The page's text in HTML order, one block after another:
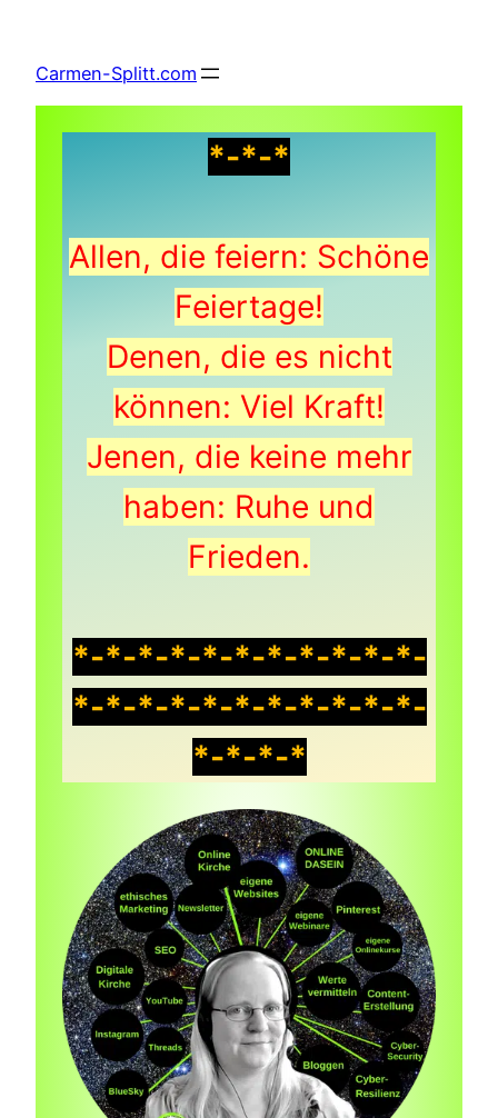
springen
Carmen-Splitt.com
*-*-*
Allen, die feiern: Schöne
Feiertage!
Denen, die es nicht
können: Viel Kraft!
Jenen, die keine mehr
haben: Ruhe und
Frieden.
*-*-*-*-*-*-*-*-*-*-*-
*-*-*-*-*-*-*-*-*-*-*-
*-*-*-*